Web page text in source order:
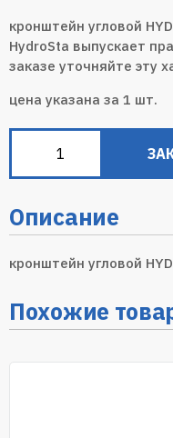
кронштейн угловой
HydroSta выпускает
заказе уточняйте эту
цена указана за 1 шт.
Описание
кронштейн угловой
Похожие